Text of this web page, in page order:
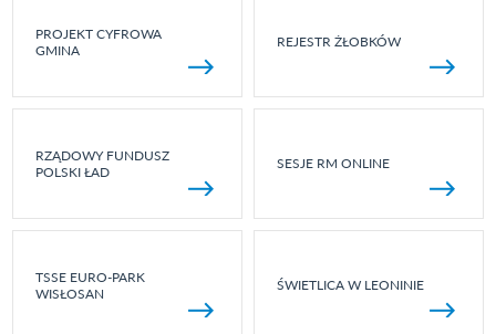
PROJEKT CYFROWA
GMINA
REJESTR ŻŁOBKÓW
RZĄDOWY FUNDUSZ
POLSKI ŁAD
SESJE RM ONLINE
TSSE EURO-PARK
WISŁOSAN
ŚWIETLICA W LEONINIE